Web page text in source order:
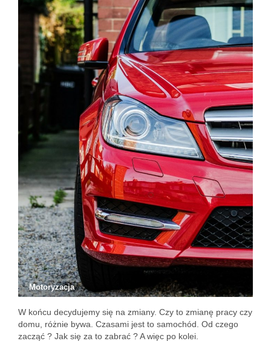
Motoryzacja
W końcu decydujemy się na zmiany. Czy to zmianę pracy czy
domu, różnie bywa. Czasami jest to samochód. Od czego
zacząć ? Jak się za to zabrać ? A więc po kolei.